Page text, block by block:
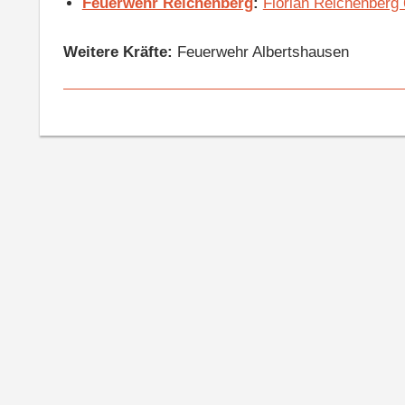
Weitere Kräfte: Feuerwehr Albertshausen